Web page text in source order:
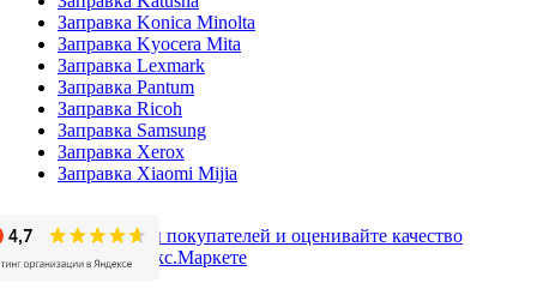
Заправка Konica Minolta
Заправка Kyocera Mita
Заправка Lexmark
Заправка Pantum
Заправка Ricoh
Заправка Samsung
Заправка Xerox
Заправка Xiaomi Mijia